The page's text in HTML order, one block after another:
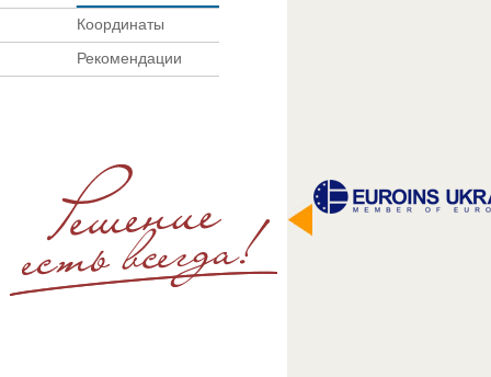
Координаты
Рекомендации